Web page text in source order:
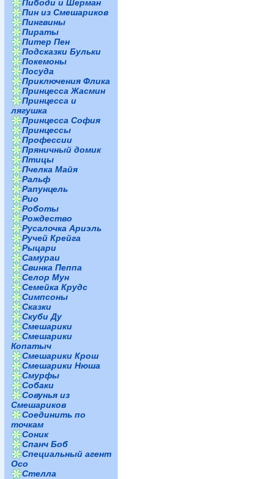
Пибоди и Шерман
Пин из Смешариков
Пингвины
Пираты
Питер Пен
Подсказки Бульки
Покемоны
Посуда
Приключения Флика
Принцесса Жасмин
Принцесса и
лягушка
Принцесса София
Принцессы
Профессии
Пряничный домик
Птицы
Пчелка Майя
Ральф
Рапунцель
Рио
Роботы
Рождество
Русалочка Ариэль
Ручей Крейга
Рыцари
Самураи
Свинка Пеппа
Селор Мун
Семейка Крудс
Симпсоны
Сказки
Скуби Ду
Смешарики
Смешарики
Копатыч
Смешарики Крош
Смешарики Нюша
Смурфы
Собаки
Совунья из
Смешариков
Соединить по
точкам
Соник
Спанч Боб
Специальный агент
Осо
Стелла